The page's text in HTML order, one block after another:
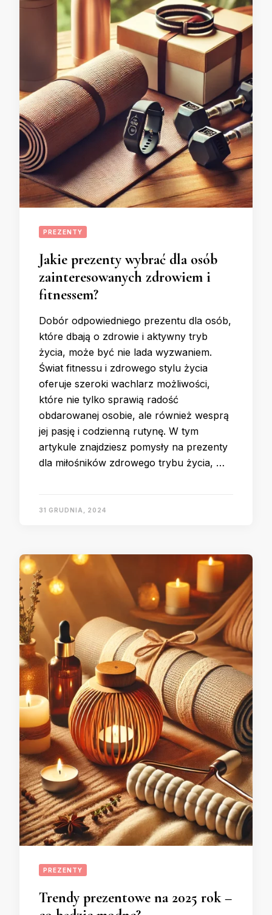
PREZENTY
Jakie prezenty wybrać dla osób
zainteresowanych zdrowiem i
fitnessem?
Dobór odpowiedniego prezentu dla osób,
które dbają o zdrowie i aktywny tryb
życia, może być nie lada wyzwaniem.
Świat fitnessu i zdrowego stylu życia
oferuje szeroki wachlarz możliwości,
które nie tylko sprawią radość
obdarowanej osobie, ale również wesprą
jej pasję i codzienną rutynę. W tym
artykule znajdziesz pomysły na prezenty
dla miłośników zdrowego trybu życia, …
31 GRUDNIA, 2024
PREZENTY
Trendy prezentowe na 2025 rok –